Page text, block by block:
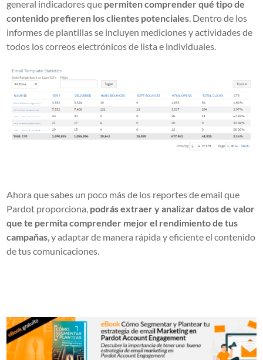
general indicadores que permiten comprender qué tipo de
contenido prefieren los clientes potenciales . Dentro de los
informes de plantillas se incluyen mediciones y actividades de
todos los correos electrónicos de lista e individuales.
Ahora que sabes un poco más de los reportes de email que
Pardot proporciona, podrás extraer y analizar datos de valor
que te permita comprender mejor el rendimiento de tus
campañas, y adaptar de manera rápida y eficiente el contenido
de tus comunicaciones.